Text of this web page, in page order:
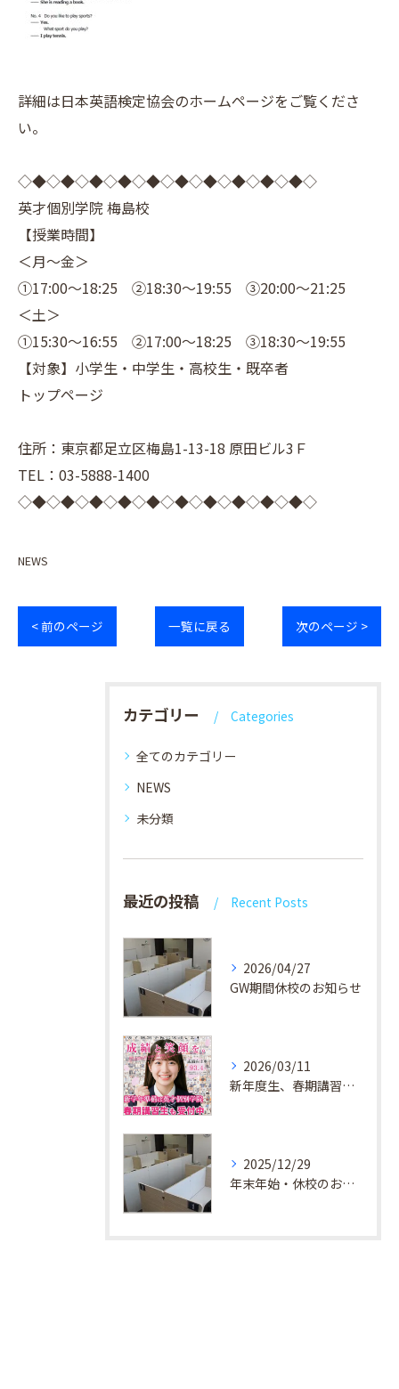
詳細は日本英語検定協会のホームページをご覧くださ
い。
◇◆◇◆◇◆◇◆◇◆◇◆◇◆◇◆◇◆◇◆◇
英才個別学院 梅島校
【授業時間】
＜月～金＞
①17:00～18:25 ②18:30～19:55 ③20:00～21:25
＜土＞
①15:30～16:55 ②17:00～18:25 ③18:30～19:55
【対象】小学生・中学生・高校生・既卒者
トップページ
住所：東京都足立区梅島1-13-18 原田ビル3Ｆ
TEL：03-5888-1400
◇◆◇◆◇◆◇◆◇◆◇◆◇◆◇◆◇◆◇◆◇
NEWS
< 前のページ 一覧に戻る 次のページ >
カテゴリー Categories
全てのカテゴリー
NEWS
未分類
最近の投稿 Recent Posts
2026/04/27
GW期間休校のお知らせ
2026/03/11
新年度生、春期講習生 受付中！
2025/12/29
年末年始・休校のお知らせ